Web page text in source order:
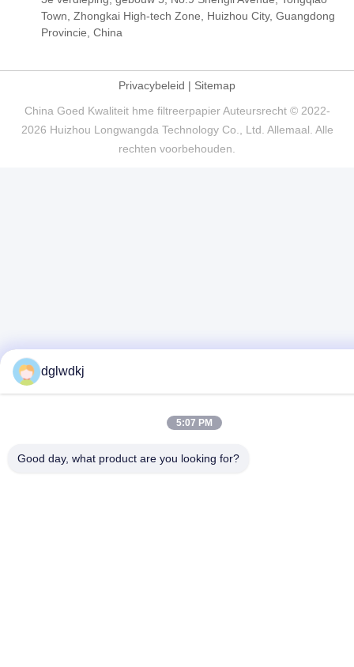
Town, Zhongkai High-tech Zone, Huizhou City, Guangdong
Provincie, China
Privacybeleid | Sitemap
China Goed Kwaliteit hme filtreerpapier Auteursrecht © 2022-
2026 Huizhou Longwangda Technology Co., Ltd. Allemaal. Alle
rechten voorbehouden.
dglwdkj
5:07 PM
Good day, what product are you looking for?